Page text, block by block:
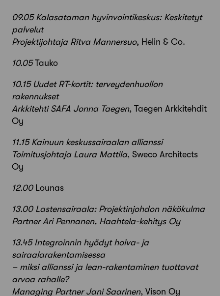
09.05 Kalasataman hyvinvointikeskus: Keskitetyt
palvelut
Projektijohtaja Ritva Mannersuo, Helin & Co.
10.05Tauko
10.15 Uudet RT-kortit: terveydenhuollon
rakennukset
Arkkitehti SAFA Jonna Taegen, Taegen Arkkitehdit
Oy
11.15 Kainuun keskussairaalan allianssi
Toimitusjohtaja Laura Mattila, Sweco Architects
Oy
12.00Lounas
13.00 Lastensairaala: Projektinjohdon näkökulma
Partner Ari Pennanen, Haahtela-kehitys Oy
13.45 Integroinnin hyödyt hoiva- ja
sairaalarakentamisessa
– miksi allianssi ja lean-rakentaminen tuottavat
arvoa rahalle?
Managing Partner Jani Saarinen, Vison Oy